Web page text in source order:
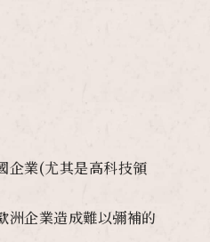
企業(尤其是高科技領
洲企業造成難以彌補的